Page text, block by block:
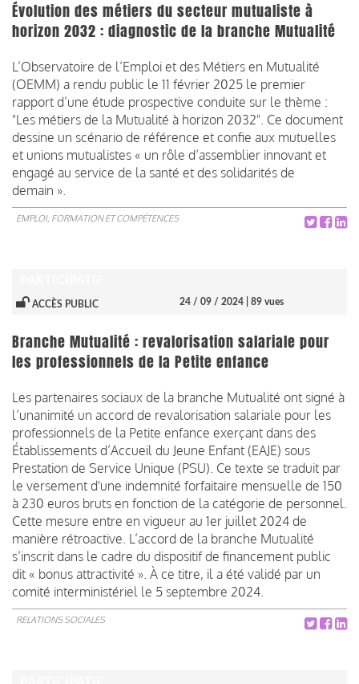
Évolution des métiers du secteur mutualiste à
horizon 2032 : diagnostic de la branche Mutualité
L’Observatoire de l’Emploi et des Métiers en Mutualité
(OEMM) a rendu public le 11 février 2025 le premier
rapport d’une étude prospective conduite sur le thème :
"Les métiers de la Mutualité à horizon 2032". Ce document
dessine un scénario de référence et confie aux mutuelles
et unions mutualistes « un rôle d’assemblier innovant et
engagé au service de la santé et des solidarités de
demain ».
EMPLOI, FORMATION ET COMPÉTENCES
ACCÈS PUBLIC 24 / 09 / 2024 | 89 vues
Branche Mutualité : revalorisation salariale pour
les professionnels de la Petite enfance
Les partenaires sociaux de la branche Mutualité ont signé à
l’unanimité un accord de revalorisation salariale pour les
professionnels de la Petite enfance exerçant dans des
Établissements d’Accueil du Jeune Enfant (EAJE) sous
Prestation de Service Unique (PSU). Ce texte se traduit par
le versement d'une indemnité forfaitaire mensuelle de 150
à 230 euros bruts en fonction de la catégorie de personnel.
Cette mesure entre en vigueur au 1er juillet 2024 de
manière rétroactive. L’accord de la branche Mutualité
s’inscrit dans le cadre du dispositif de financement public
dit « bonus attractivité ». À ce titre, il a été validé par un
comité interministériel le 5 septembre 2024.
RELATIONS SOCIALES